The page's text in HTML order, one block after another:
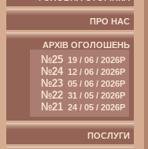
ПРО НАС
АРХІВ ОГОЛОШЕНЬ
№25 19 / 06 / 2026Р
№24 12 / 06 / 2026Р
№23 05 / 06 / 2026Р
№22 31 / 05 / 2026Р
№21 24 / 05 / 2026Р
ПОСЛУГИ